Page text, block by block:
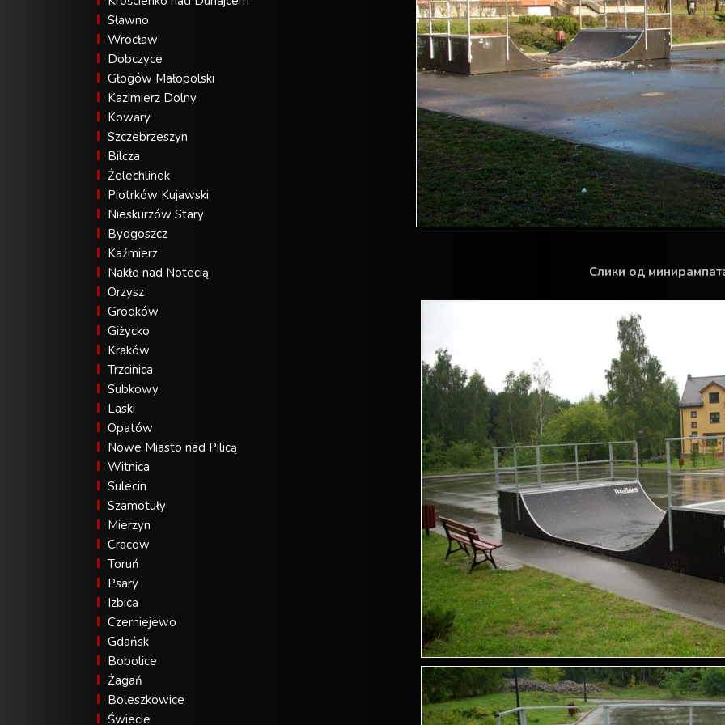
Sławno
Wrocław
Dobczyce
Głogów Małopolski
Kazimierz Dolny
Kowary
Szczebrzeszyn
Bilcza
Żelechlinek
Piotrków Kujawski
Nieskurzów Stary
Bydgoszcz
Kaźmierz
Nakło nad Notecią
Orzysz
Grodków
Giżycko
Kraków
Trzcinica
Subkowy
Laski
Opatów
Nowe Miasto nad Pilicą
Witnica
Sulecin
Szamotuły
Mierzyn
Cracow
Toruń
Psary
Izbica
Czerniejewo
Gdańsk
Bobolice
Żagań
Boleszkowice
Świecie
Слики од